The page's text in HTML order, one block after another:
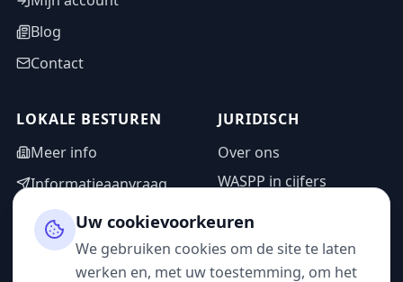
Blog
Contact
LOKALE BESTUREN
Meer info
Informatieaanvraag
Adminzone
JURIDISCH
Over ons
WASPP in cijfers
Privacybeleid
Gebruiksvoorwaarden
Uw cookievoorkeuren
We gebruiken cookies om de site te laten
werken en, met uw toestemming, om het